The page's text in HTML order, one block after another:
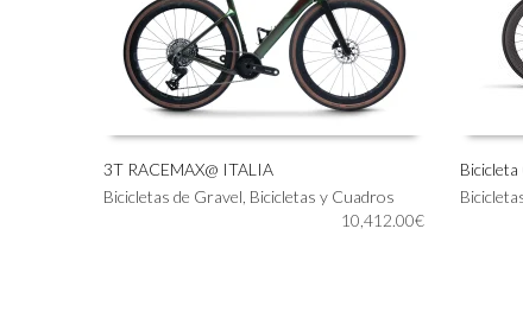
SELECCIONAR OPCIONES
Este
3T RACEMAX@ ITALIA
Bicicletas de Gravel Bicicletas y Cuadros
10,412.00€
Este